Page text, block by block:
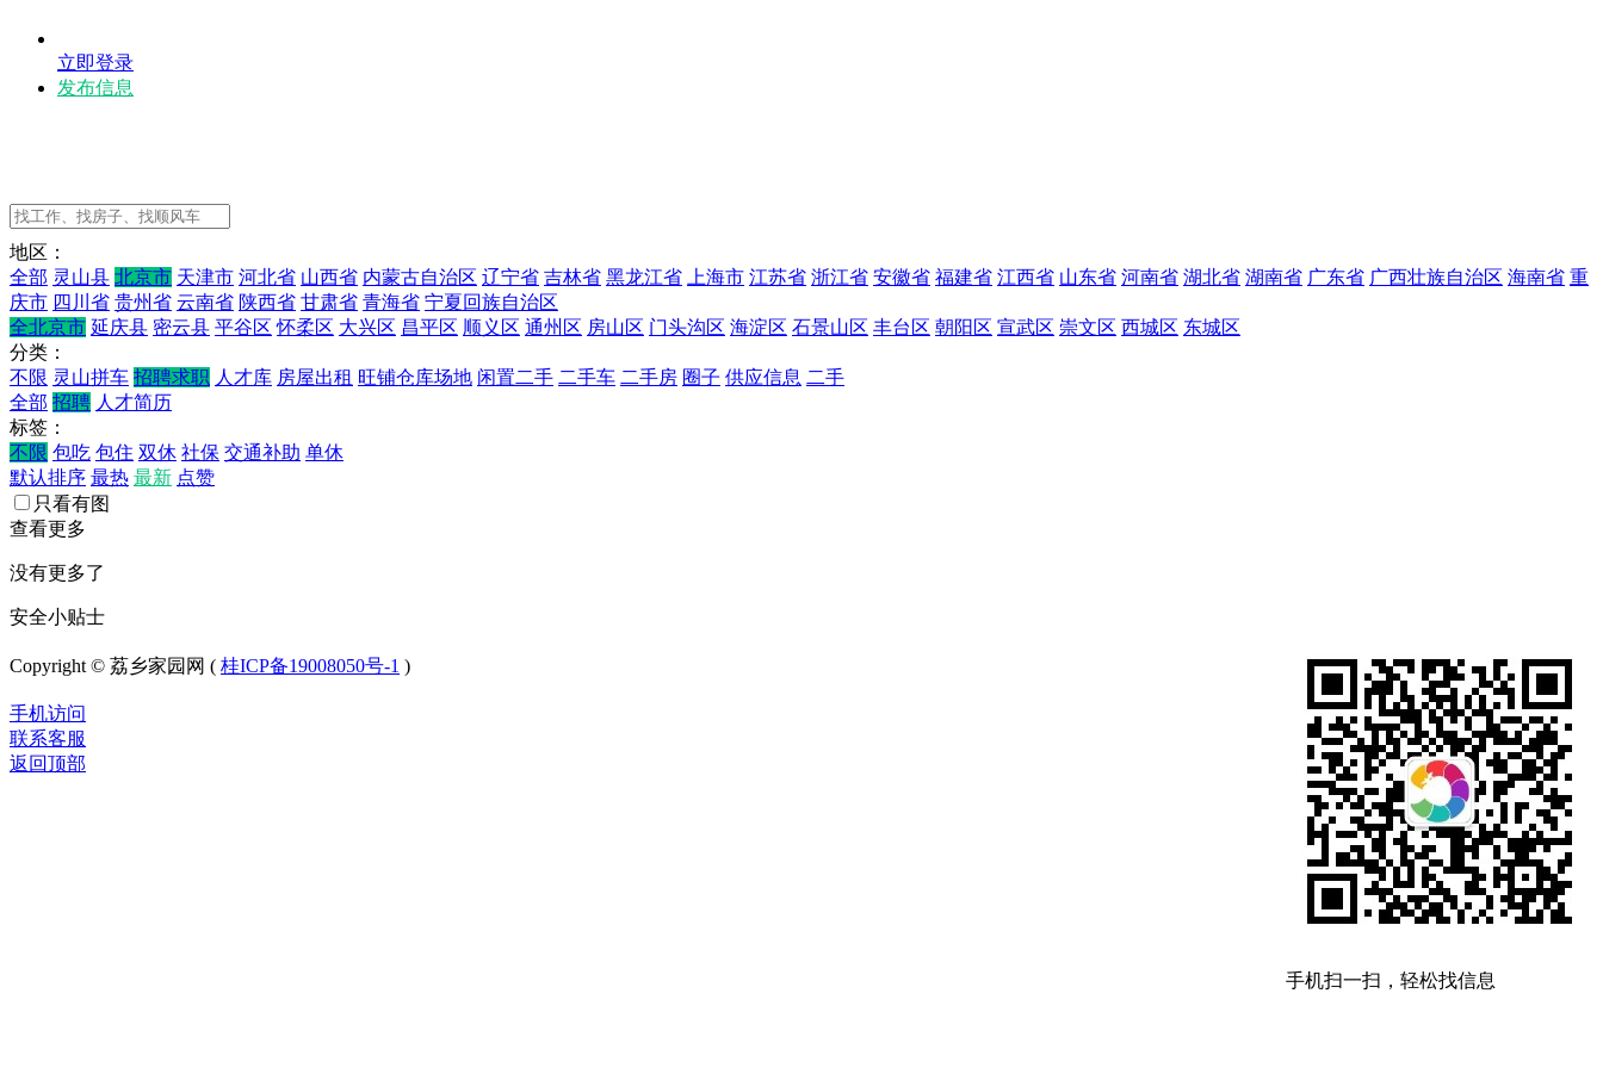
立即登录
发布信息
地区：
全部 灵山县 北京市 天津市 河北省 山西省 内蒙古自治区 辽宁省 吉林省 黑龙江省 上海市 江苏省 浙江省 安徽省 福建省 江西省 山东省 河南省 湖北省 湖南省 广东省 广西壮族自治区 海南省 重
庆市 四川省 贵州省 云南省 陕西省 甘肃省 青海省 宁夏回族自治区
全北京市 延庆县 密云县 平谷区 怀柔区 大兴区 昌平区 顺义区 通州区 房山区 门头沟区 海淀区 石景山区 丰台区 朝阳区 宣武区 崇文区 西城区 东城区
分类：
不限 灵山拼车 招聘求职 人才库 房屋出租 旺铺仓库场地 闲置二手 二手车 二手房 圈子 供应信息 二手
全部 招聘 人才简历
标签：
不限 包吃 包住 双休 社保 交通补助 单休
默认排序 最热 最新 点赞
只看有图
查看更多
没有更多了
安全小贴士
手机扫一扫，轻松找信息
Copyright © 荔乡家园网 ( 桂ICP备19008050号-1 )
手机访问
联系客服
返回顶部